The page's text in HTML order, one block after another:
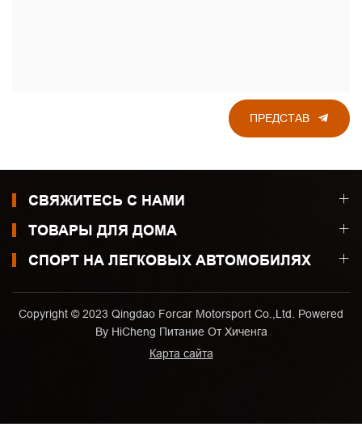
ПРЕДСТАВ
СВЯЖИТЕСЬ С НАМИ
ТОВАРЫ ДЛЯ ДОМА
СПОРТ НА ЛЕГКОВЫХ АВТОМОБИЛЯХ
Copyright © 2023 Qingdao Forcar Motorsport Co.,Ltd. Powered
By HiCheng Питание От Хиченга
Карта сайта